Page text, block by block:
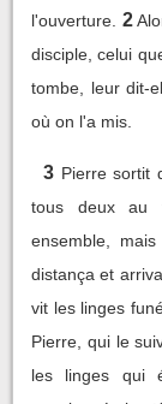
l'ouverture. 2
disciple, celui
tombe, leur dit-
où on l'a mis.
3 Pierre sortit
tous deux au
ensemble,
distança et
vit les linges
Pierre, qui le
les linges qui